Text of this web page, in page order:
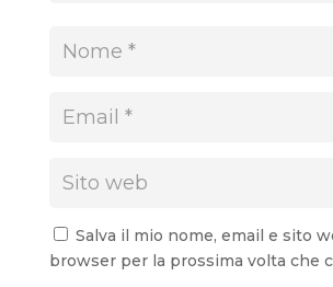
Salva il mio nome, email e sito
browser per la prossima volta che